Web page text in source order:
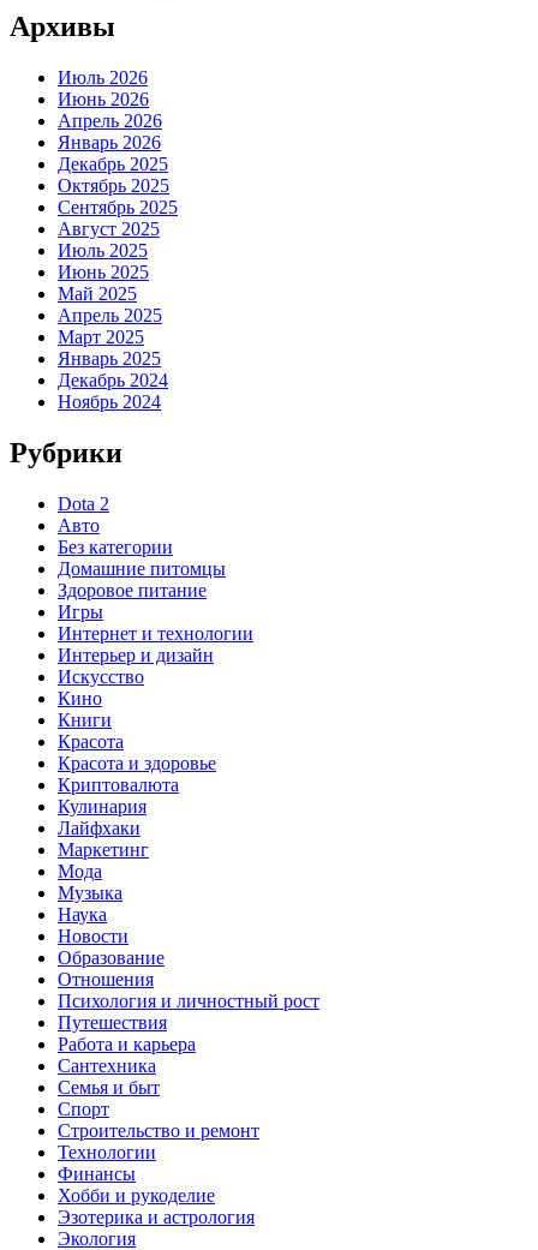
Архивы
Июль 2026
Июнь 2026
Апрель 2026
Январь 2026
Декабрь 2025
Октябрь 2025
Сентябрь 2025
Август 2025
Июль 2025
Июнь 2025
Май 2025
Апрель 2025
Март 2025
Январь 2025
Декабрь 2024
Ноябрь 2024
Рубрики
Dota 2
Авто
Без категории
Домашние питомцы
Здоровое питание
Игры
Интернет и технологии
Интерьер и дизайн
Искусство
Кино
Книги
Красота
Красота и здоровье
Криптовалюта
Кулинария
Лайфхаки
Маркетинг
Мода
Музыка
Наука
Новости
Образование
Отношения
Психология и личностный рост
Путешествия
Работа и карьера
Сантехника
Семья и быт
Спорт
Строительство и ремонт
Технологии
Финансы
Хобби и рукоделие
Эзотерика и астрология
Экология